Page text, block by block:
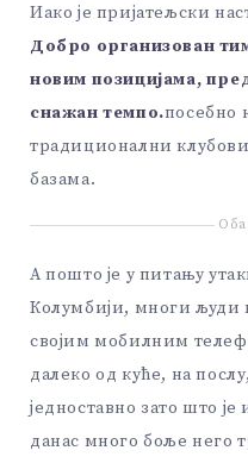
Иако је пријатељски
Добро организован
новим позицијама,
снажан темпо.посебно
традиционални
базама.
А пошто је у питању
Колумбији, многи људи
својим мобилним
далеко од куће, на
једноставно зато што
данас много боље него